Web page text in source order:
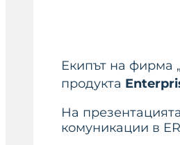
Екипът на фирма
продукта
На
комуникации в